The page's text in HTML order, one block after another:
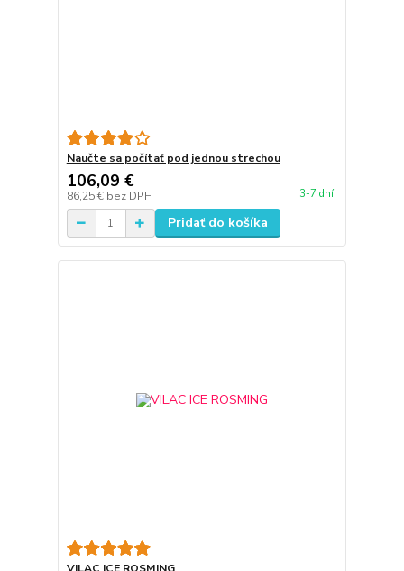
Naučte sa počítať pod jednou strechou
106,09 €
86,25 € bez DPH 3-7 dní
Pridať do košíka
VILAC ICE ROSMING